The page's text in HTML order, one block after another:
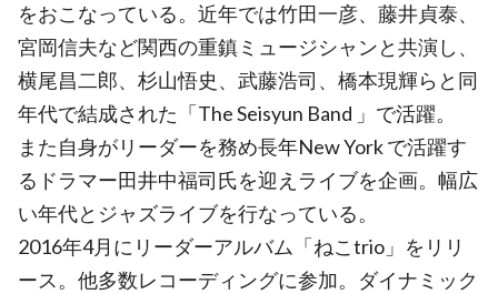
をおこなっている。近年では竹田一彦、藤井貞泰、
宮岡信夫など関西の重鎮ミュージシャンと共演し、
横尾昌二郎、杉山悟史、武藤浩司、橋本現輝らと同
年代で結成された「The Seisyun Band 」で活躍。
また自身がリーダーを務め長年New York で活躍す
るドラマー田井中福司氏を迎えライブを企画。幅広
い年代とジャズライブを行なっている。
2016年4月にリーダーアルバム「ねこtrio」をリリ
ース。他多数レコーディングに参加。ダイナミック